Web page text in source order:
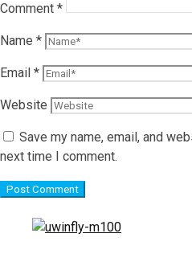
Comment *
Name *
Email *
Website
Save my name, email, and
next time I comment.